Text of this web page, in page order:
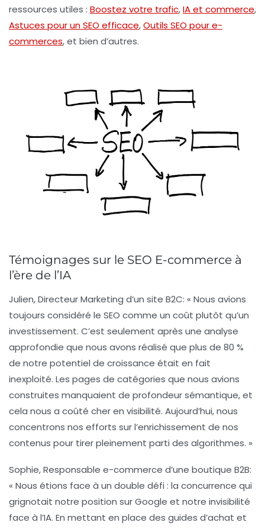
ressources utiles : Boostez votre trafic,IA et commerce,
Astuces pour un SEO efficace,Outils SEO pour e-
commerces, et bien d’autres.
Témoignages sur le SEO E-commerce à
l’ère de l’IA
Julien, Directeur Marketing d’un site B2C: « Nous avions
toujours considéré le SEO comme un coût plutôt qu’un
investissement. C’est seulement après une analyse
approfondie que nous avons réalisé que plus de 80 %
de notre potentiel de croissance était en fait
inexploité. Les pages de catégories que nous avions
construites manquaient de profondeur sémantique, et
cela nous a coûté cher en visibilité. Aujourd’hui, nous
concentrons nos efforts sur l’enrichissement de nos
contenus pour tirer pleinement parti des algorithmes. »
Sophie, Responsable e-commerce d’une boutique B2B:
« Nous étions face à un double défi : la concurrence qui
grignotait notre position sur Google et notre invisibilité
face à l’IA. En mettant en place des guides d’achat et